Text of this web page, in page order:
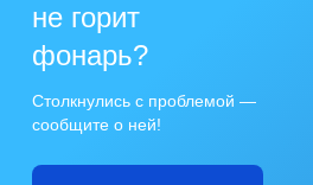
не горит
фонарь?
Столкнулись с проблемой —
сообщите о ней!